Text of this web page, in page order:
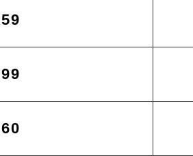
59
99
60